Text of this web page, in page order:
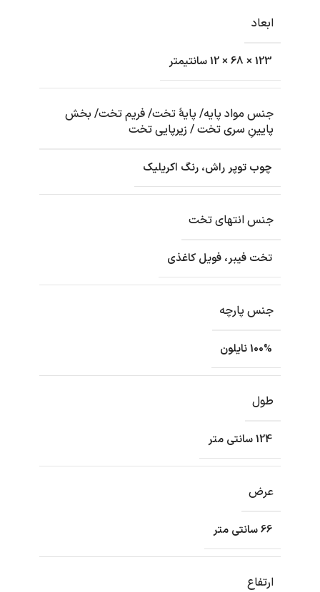
ابعاد
123 × 68 × 12 سانتیمتر
جنس مواد پایه/ پایۀ تخت/ فریم تخت/ بخش
پایینِ سری تخت / زیرپایی تخت
چوب توپر راش، رنگ اکریلیک
جنس انتهای تخت
تخت فیبر، فویل کاغذی
جنس پارچه
100% نایلون
طول
124 سانتی متر
عرض
66 سانتی متر
ارتفاع